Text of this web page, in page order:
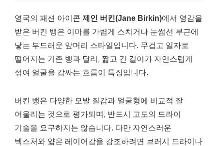
영국의 패션 아이콘 제인 버킨(Jane Birkin)에서 영감을
받은 버킨 뱅은 이마를 가볍게 스치거나 눈썹선 부근에
닿는 부드러운 앞머리 스타일입니다. 무겁고 일자로
떨어지는 기존 뱅과 달리, 짧고 긴 길이가 자연스럽게
섞여 얼굴을 감싸는 흐름이 특징입니다.
버킨 뱅은 다양한 모발 질감과 얼굴형에 비교적 잘
어울리는 것으로 평가되며, 반드시 고도의 드라이
기술을 요구하지는 않습니다. 다만 자연스러운
텍스처와 얇은 레이어감을 강조하려면 브러시 드라이나